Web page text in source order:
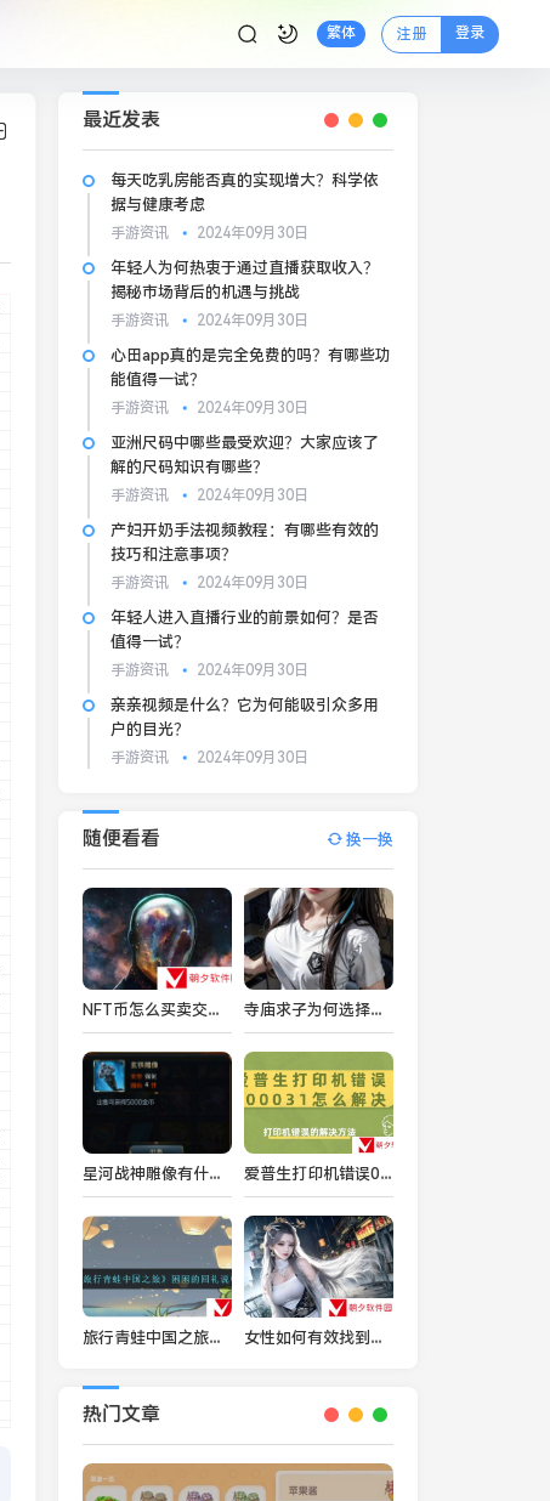
繁体 注册 登录
最近发表
每天吃乳房能否真的实现增大？科学依
据与健康考虑
手游资讯 2024年09月30日
年轻人为何热衷于通过直播获取收入？
揭秘市场背后的机遇与挑战
手游资讯 2024年09月30日
心田app真的是完全免费的吗？有哪些功
能值得一试？
手游资讯 2024年09月30日
亚洲尺码中哪些最受欢迎？大家应该了
解的尺码知识有哪些？
手游资讯 2024年09月30日
产妇开奶手法视频教程：有哪些有效的
技巧和注意事项？
手游资讯 2024年09月30日
年轻人进入直播行业的前景如何？是否
值得一试？
手游资讯 2024年09月30日
亲亲视频是什么？它为何能吸引众多用
户的目光？
手游资讯 2024年09月30日
随便看看 换一换
NFT币怎么买卖交易-NFT币买卖交易合集 寺庙求子为何选择燕氏方丈与驴根？
星河战神雕像有什么用 雕像大全介绍 爱普生打印机错误000031怎么解决 打印机错误的解决方法
旅行青蛙中国之旅困困的回礼是什么-困困的回礼说明 女性如何有效找到并解决自己脸上的痘痘问题？
热门文章